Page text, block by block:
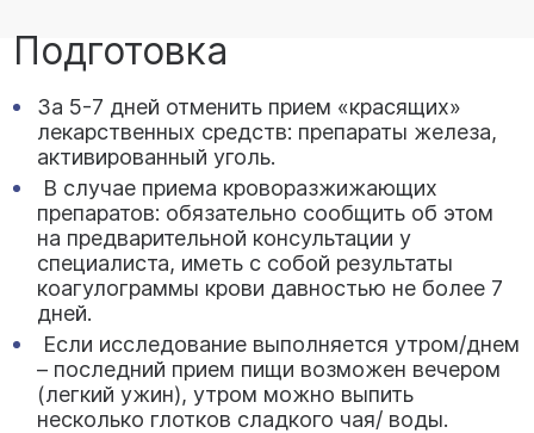
Подготовка
За 5-7 дней отменить прием «красящих»
лекарственных средств: препараты железа,
активированный уголь.
В случае приема кроворазжижающих
препаратов: обязательно сообщить об этом
на предварительной консультации у
специалиста, иметь с собой результаты
коагулограммы крови давностью не более 7
дней.
Если исследование выполняется утром/днем
– последний прием пищи возможен вечером
(легкий ужин), утром можно выпить
несколько глотков сладкого чая/ воды.